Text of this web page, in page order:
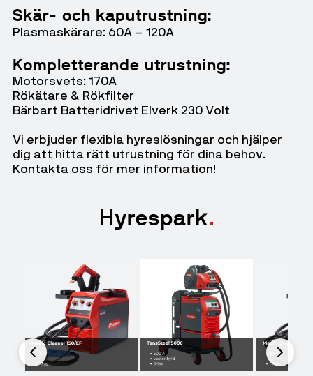
Skär- och kaputrustning:
Plasmaskärare: 60A – 120A
Kompletterande utrustning:
Motorsvets: 170A
Rökätare & Rökfilter
Bärbart Batteridrivet Elverk 230 Volt
Vi erbjuder flexibla hyreslösningar och hjälper
dig att hitta rätt utrustning för dina behov.
Kontakta oss för mer information!
Hyrespark